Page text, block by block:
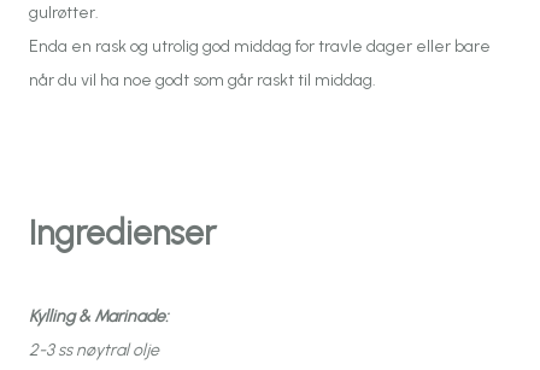
gulrøtter.
Enda en rask og utrolig god middag for travle dager eller bare
når du vil ha noe godt som går raskt til middag.
Ingredienser
Kylling & Marinade:
2-3 ss nøytral olje